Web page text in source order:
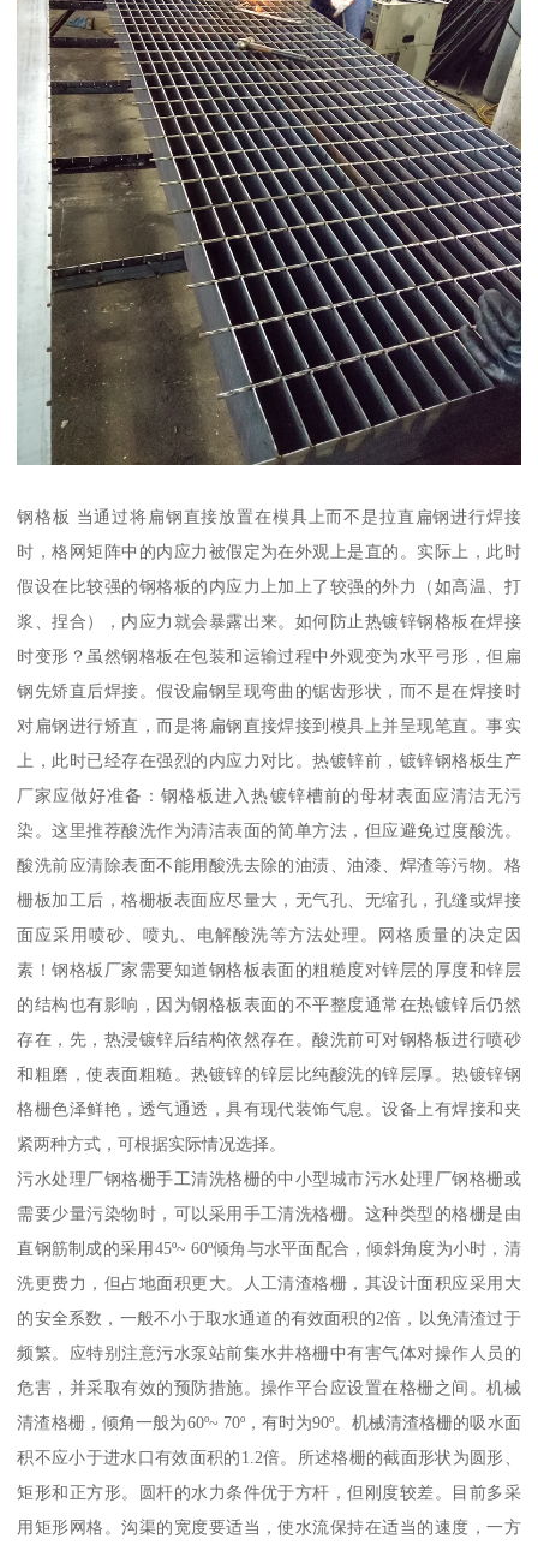
钢格板 当通过将扁钢直接放置在模具上而不是拉直扁钢进行焊接
时，格网矩阵中的内应力被假定为在外观上是直的。实际上，此时
假设在比较强的钢格板的内应力上加上了较强的外力（如高温、打
浆、捏合），内应力就会暴露出来。如何防止热镀锌钢格板在焊接
时变形？虽然钢格板在包装和运输过程中外观变为水平弓形，但扁
钢先矫直后焊接。假设扁钢呈现弯曲的锯齿形状，而不是在焊接时
对扁钢进行矫直，而是将扁钢直接焊接到模具上并呈现笔直。事实
上，此时已经存在强烈的内应力对比。热镀锌前，镀锌钢格板生产
厂家应做好准备：钢格板进入热镀锌槽前的母材表面应清洁无污
染。这里推荐酸洗作为清洁表面的简单方法，但应避免过度酸洗。
酸洗前应清除表面不能用酸洗去除的油渍、油漆、焊渣等污物。格
栅板加工后，格栅板表面应尽量大，无气孔、无缩孔，孔缝或焊接
面应采用喷砂、喷丸、电解酸洗等方法处理。网格质量的决定因
素！钢格板厂家需要知道钢格板表面的粗糙度对锌层的厚度和锌层
的结构也有影响，因为钢格板表面的不平整度通常在热镀锌后仍然
存在，先，热浸镀锌后结构依然存在。酸洗前可对钢格板进行喷砂
和粗磨，使表面粗糙。热镀锌的锌层比纯酸洗的锌层厚。热镀锌钢
格栅色泽鲜艳，透气通透，具有现代装饰气息。设备上有焊接和夹
紧两种方式，可根据实际情况选择。
污水处理厂钢格栅手工清洗格栅的中小型城市污水处理厂钢格栅或
需要少量污染物时，可以采用手工清洗格栅。这种类型的格栅是由
直钢筋制成的采用45º~ 60º倾角与水平面配合，倾斜角度为小时，清
洗更费力，但占地面积更大。人工清渣格栅，其设计面积应采用大
的安全系数，一般不小于取水通道的有效面积的2倍，以免清渣过于
频繁。应特别注意污水泵站前集水井格栅中有害气体对操作人员的
危害，并采取有效的预防措施。操作平台应设置在格栅之间。机械
清渣格栅，倾角一般为60º~ 70º，有时为90º。机械清渣格栅的吸水面
积不应小于进水口有效面积的1.2倍。所述格栅的截面形状为圆形、
矩形和正方形。圆杆的水力条件优于方杆，但刚度较差。目前多采
用矩形网格。沟渠的宽度要适当，使水流保持在适当的速度，一方